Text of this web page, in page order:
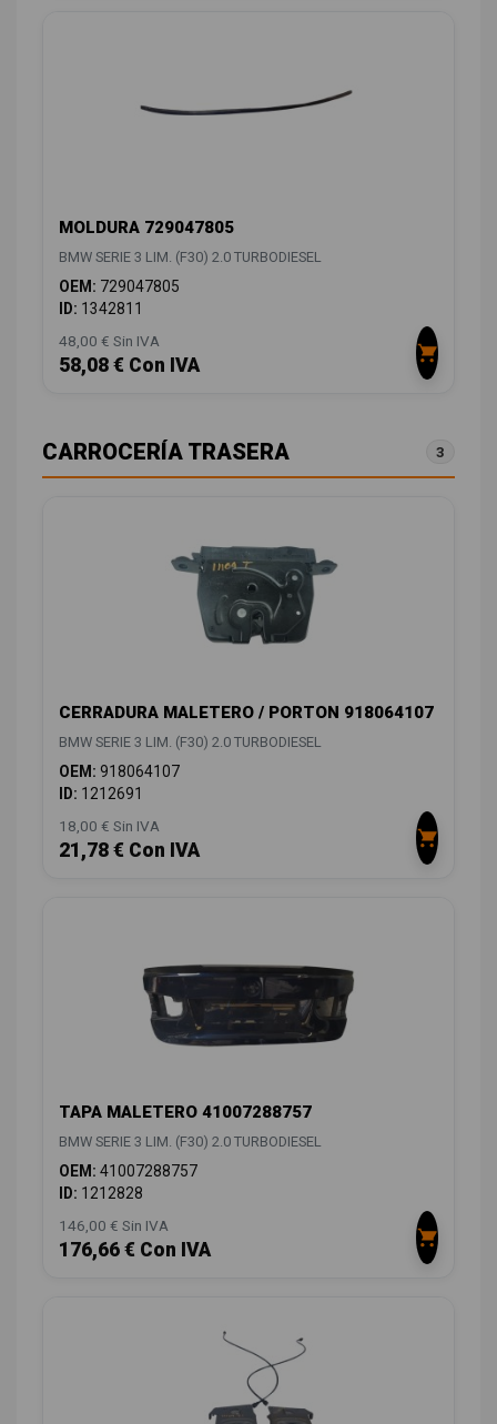
MOLDURA 729047805
BMW SERIE 3 LIM. (F30) 2.0 TURBODIESEL
OEM: 729047805
ID: 1342811
48,00 € Sin IVA
58,08 € Con IVA
CARROCERÍA TRASERA 3
CERRADURA MALETERO / PORTON 918064107
BMW SERIE 3 LIM. (F30) 2.0 TURBODIESEL
OEM: 918064107
ID: 1212691
18,00 € Sin IVA
21,78 € Con IVA
TAPA MALETERO 41007288757
BMW SERIE 3 LIM. (F30) 2.0 TURBODIESEL
OEM: 41007288757
ID: 1212828
146,00 € Sin IVA
176,66 € Con IVA